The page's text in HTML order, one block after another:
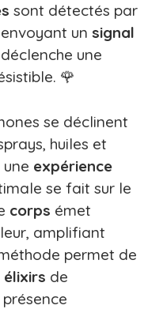
sont détectés par
un signal
une
🌹
se déclinent
huiles et
expérience
se fait sur le
corps émet
amplifiant
permet de
élixirs de